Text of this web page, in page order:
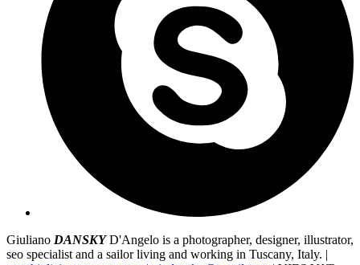
Giuliano DANSKY D'Angelo is a photographer, designer, illustrator,
seo specialist and a sailor living and working in Tuscany, Italy. |